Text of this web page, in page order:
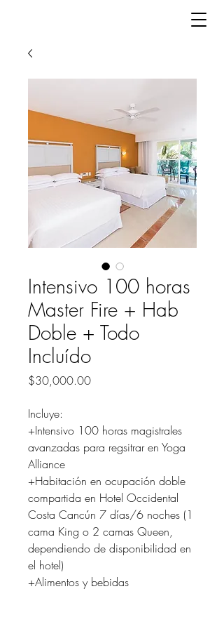
Intensivo 100 horas
Master Fire + Hab
Doble + Todo
Incluído
$30,000.00Precio
Incluye:
+Intensivo 100 horas magistrales
avanzadas para regsitrar en Yoga
Alliance
+Habitación en ocupación doble
compartida en Hotel Occidental
Costa Cancún 7 días/6 noches (1
cama King o 2 camas Queen,
dependiendo de disponibilidad en
el hotel)
+Alimentos y bebidas